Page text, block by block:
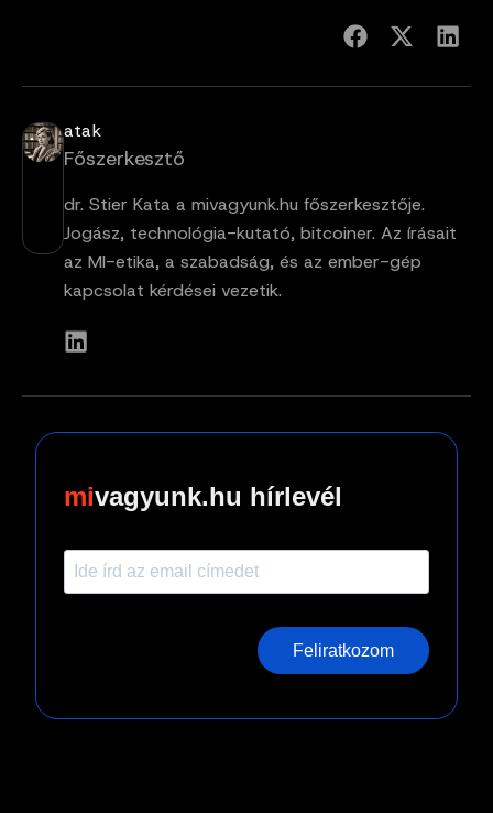
atak
Főszerkesztő
dr. Stier Kata a mivagyunk.hu főszerkesztője.
Jogász, technológia-kutató, bitcoiner. Az írásait
az MI-etika, a szabadság, és az ember-gép
kapcsolat kérdései vezetik.
vagyunk.hu hírlevél
Feliratkozom